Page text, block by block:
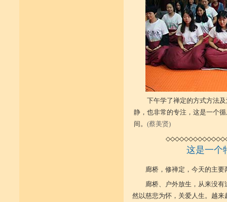
下午学了禅定的方式方法
静，也非常的专注，这是一个
间。 (蔡美贤)
这是一个
廊桥，修禅定，今天的主要
廊桥、户外放生，从来没
然以慈悲为怀，关爱人生。越